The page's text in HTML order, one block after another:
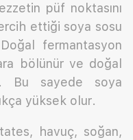
püf noktasını
ettiği soya sosu
fermantasyon
bölünür ve doğal
Bu sayede soya
yüksek olur.
havuç, soğan,